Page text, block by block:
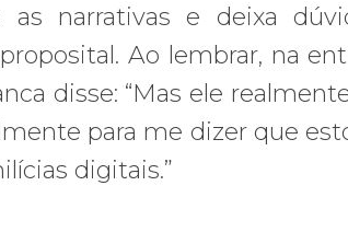
as narrativas e deixa
Ao lembrar, na
disse: “Mas ele
para me dizer que
digitais.”